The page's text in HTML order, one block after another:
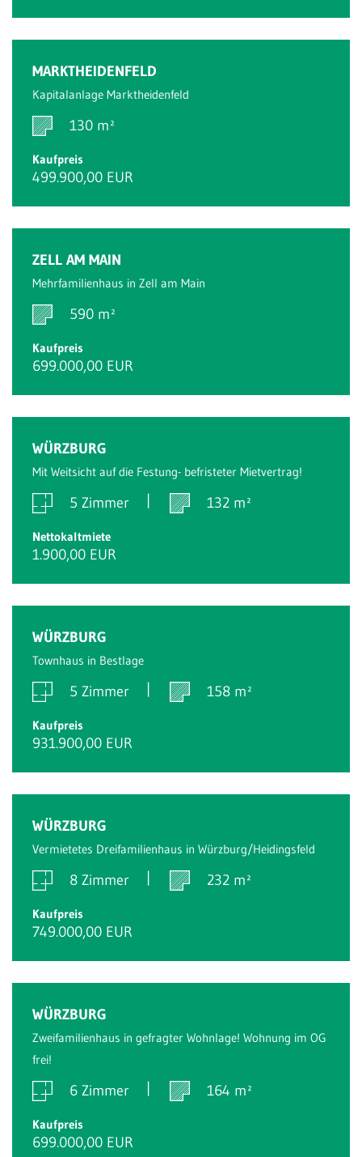
MARKTHEIDENFELD
Kapitalanlage Marktheidenfeld
130 m²
Kaufpreis
499.900,00 EUR
ZELL AM MAIN
Mehrfamilienhaus in Zell am Main
590 m²
Kaufpreis
699.000,00 EUR
WÜRZBURG
Mit Weitsicht auf die Festung- befristeter Mietvertrag!
5 Zimmer 132 m²
Nettokaltmiete
1.900,00 EUR
WÜRZBURG
Townhaus in Bestlage
5 Zimmer 158 m²
Kaufpreis
931.900,00 EUR
WÜRZBURG
Vermietetes Dreifamilienhaus in Würzburg/Heidingsfeld
8 Zimmer 232 m²
Kaufpreis
749.000,00 EUR
WÜRZBURG
Zweifamilienhaus in gefragter Wohnlage! Wohnung im OG
frei!
6 Zimmer 164 m²
Kaufpreis
699.000,00 EUR